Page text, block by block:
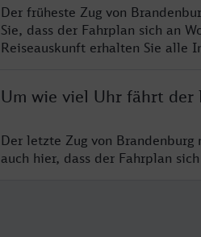
Der früheste Zug von
Sie, dass der Fahrplan sich an
Reiseauskunft erhalten Sie alle
Um wie viel Uhr fährt der
Der letzte Zug von
auch hier, dass der Fahrplan